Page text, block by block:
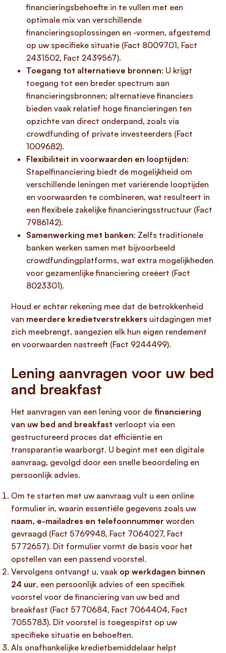
financieringsbehoefte in te vullen met een
optimale mix van verschillende
financieringsoplossingen en -vormen, afgestemd
op uw specifieke situatie (Fact 8009701, Fact
2431502, Fact 2439567).
Toegang tot alternatieve bronnen: U krijgt
toegang tot een breder spectrum aan
financieringsbronnen; alternatieve financiers
bieden vaak relatief hoge financieringen ten
opzichte van direct onderpand, zoals via
crowdfunding of private investeerders (Fact
1009682).
Flexibiliteit in voorwaarden en looptijden:
Stapelfinanciering biedt de mogelijkheid om
verschillende leningen met variërende looptijden
en voorwaarden te combineren, wat resulteert in
een flexibele zakelijke financieringsstructuur (Fact
7986142).
Samenwerking met banken: Zelfs traditionele
banken werken samen met bijvoorbeeld
crowdfundingplatforms, wat extra mogelijkheden
voor gezamenlijke financiering creëert (Fact
8023301).
Houd er echter rekening mee dat de betrokkenheid
van meerdere kredietverstrekkers uitdagingen met
zich meebrengt, aangezien elk hun eigen rendement
en voorwaarden nastreeft (Fact 9244499).
Lening aanvragen voor uw bed
and breakfast
Het aanvragen van een lening voor de financiering
van uw bed and breakfast verloopt via een
gestructureerd proces dat efficiëntie en
transparantie waarborgt. U begint met een digitale
aanvraag, gevolgd door een snelle beoordeling en
persoonlijk advies.
Om te starten met uw aanvraag vult u een online
formulier in, waarin essentiële gegevens zoals uw
naam, e-mailadres en telefoonnummer worden
gevraagd (Fact 5769948, Fact 7064027, Fact
5772657). Dit formulier vormt de basis voor het
opstellen van een passend voorstel.
Vervolgens ontvangt u, vaak op werkdagen binnen
24 uur, een persoonlijk advies of een specifiek
voorstel voor de financiering van uw bed and
breakfast (Fact 5770684, Fact 7064404, Fact
7055783). Dit voorstel is toegespitst op uw
specifieke situatie en behoeften.
Als onafhankelijke kredietbemiddelaar helpt